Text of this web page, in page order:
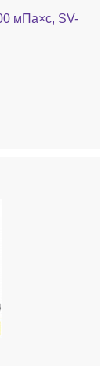
мПа×с, SV-